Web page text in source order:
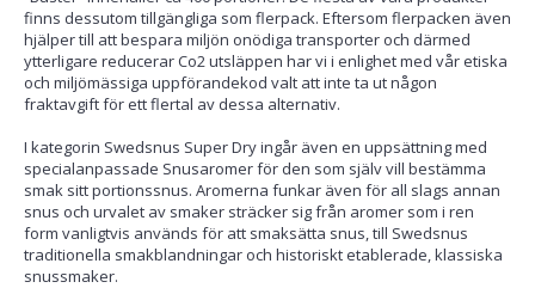
finns dessutom tillgängliga som flerpack. Eftersom flerpacken även
hjälper till att bespara miljön onödiga transporter och därmed
ytterligare reducerar Co2 utsläppen har vi i enlighet med vår etiska
och miljömässiga uppförandekod valt att inte ta ut någon
fraktavgift för ett flertal av dessa alternativ.
I kategorin Swedsnus Super Dry ingår även en uppsättning med
specialanpassade Snusaromer för den som själv vill bestämma
smak sitt portionssnus. Aromerna funkar även för all slags annan
snus och urvalet av smaker sträcker sig från aromer som i ren
form vanligtvis används för att smaksätta snus, till Swedsnus
traditionella smakblandningar och historiskt etablerade, klassiska
snussmaker.